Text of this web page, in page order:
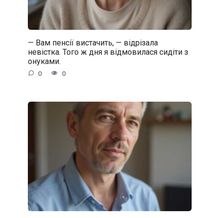
— Вам пенсії вистачить, — відрізала
невістка. Того ж дня я відмовилася сидіти з
онуками.
0 0